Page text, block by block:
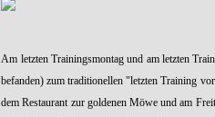
Am letzten Trainingsmontag und am letzten
befanden) zum traditionellen "letzten Training
dem Restaurant zur goldenen Möwe und am